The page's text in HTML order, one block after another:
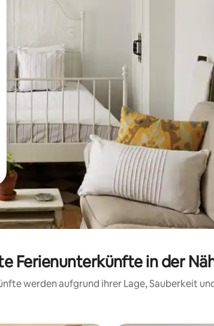
nach oben und unten oder erkunde die
Ferienunterkünfte in der
werden aufgrund ihrer Lage, Sauberkeit